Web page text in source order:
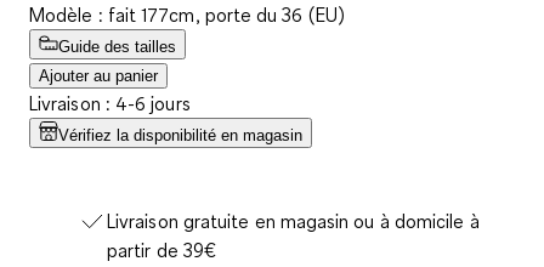
Modèle : fait 177cm, porte du 36 (EU)
Guide des tailles
Ajouter au panier
Livraison : 4-6 jours
Vérifiez la disponibilité en magasin
Livraison gratuite en magasin ou à domicile à
partir de 39€